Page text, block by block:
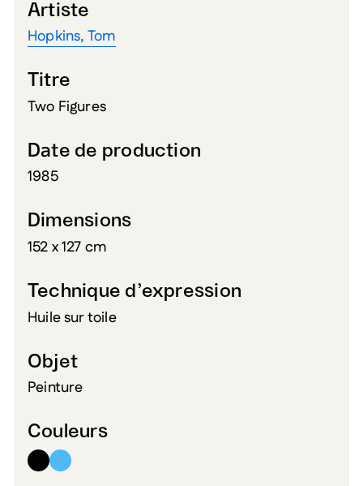
Artiste
Hopkins, Tom
Titre
Two Figures
Date de production
1985
Dimensions
152 x 127 cm
Technique d’expression
Huile sur toile
Objet
Peinture
Couleurs